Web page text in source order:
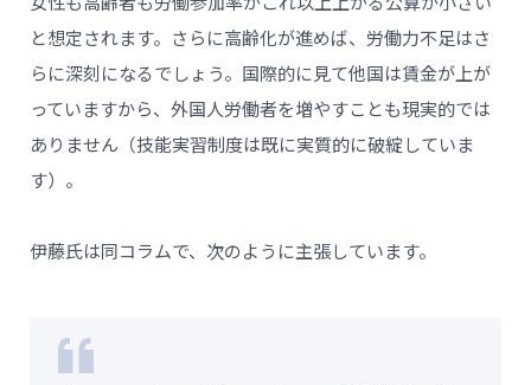
と想定されます。さらに高齢化が進めば、労働力不足はさ
らに深刻になるでしょう。国際的に見て他国は賃金が上が
っていますから、外国人労働者を増やすことも現実的では
ありません（技能実習制度は既に実質的に破綻していま
す）。
伊藤氏は同コラムで、次のように主張しています。